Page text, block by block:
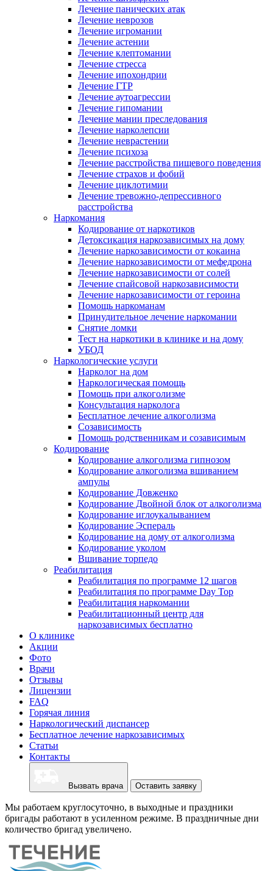
Лечение панических атак
Лечение неврозов
Лечение игромании
Лечение астении
Лечение клептомании
Лечение стресса
Лечение ипохондрии
Лечение ГТР
Лечение аутоагрессии
Лечение гипомании
Лечение мании преследования
Лечение нарколепсии
Лечение неврастении
Лечение психоза
Лечение расстройства пищевого поведения
Лечение страхов и фобий
Лечение циклотимии
Лечение тревожно-депрессивного
расстройства
Наркомания
Кодирование от наркотиков
Детоксикация наркозависимых на дому
Лечение наркозависимости от кокаина
Лечение наркозависимости от мефедрона
Лечение наркозависимости от солей
Лечение спайсовой наркозависимости
Лечение наркозависимости от героина
Помощь наркоманам
Принудительное лечение наркомании
Снятие ломки
Тест на наркотики в клинике и на дому
УБОД
Наркологические услуги
Нарколог на дом
Наркологическая помощь
Помощь при алкоголизме
Консультация нарколога
Бесплатное лечение алкоголизма
Созависимость
Помощь родственникам и созависимым
Кодирование
Кодирование алкоголизма гипнозом
Кодирование алкоголизма вшиванием
ампулы
Кодирование Довженко
Кодирование Двойной блок от алкоголизма
Кодирование иглоукалыванием
Кодирование Эспераль
Кодирование на дому от алкоголизма
Кодирование уколом
Вшивание торпедо
Реабилитация
Реабилитация по программе 12 шагов
Реабилитация по программе Day Top
Реабилитация наркомании
Реабилитационный центр для
наркозависимых бесплатно
О клинике
Акции
Фото
Врачи
Отзывы
Лицензии
FAQ
Горячая линия
Наркологический диспансер
Бесплатное лечение наркозависимых
Статьи
Контакты
Вызвать врача Оставить заявку
Мы работаем круглосуточно, в выходные и праздники
бригады работают в усиленном режиме. В праздничные дни
количество бригад увеличено.